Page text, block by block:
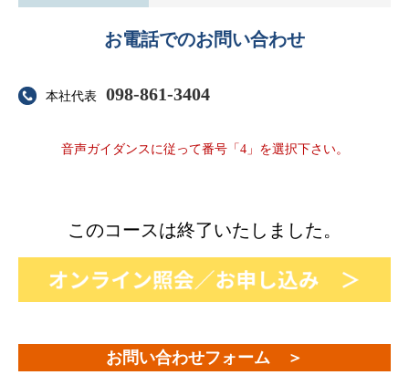
お電話でのお問い合わせ
本社代表 098-861-3404
音声ガイダンスに従って番号「4」を選択下さい。
このコースは終了いたしました。
お問い合わせフォーム ＞